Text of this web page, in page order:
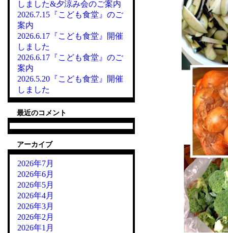
しました&夕涼み会のご案内
2026.7.15『こども食堂』のご
案内
2026.6.17『こども食堂』開催
しました
2026.6.17『こども食堂』のご
案内
2026.5.20『こども食堂』開催
しました
最近のコメント
アーカイブ
2026年7月
2026年6月
2026年5月
2026年4月
2026年3月
2026年2月
2026年1月